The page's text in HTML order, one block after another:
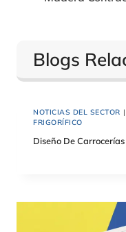
Blogs
NOTICIAS DEL SECTOR |
FRIGORÍFICO
Diseño De